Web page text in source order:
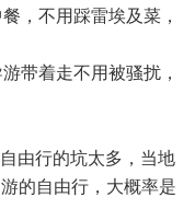
，不用踩雷埃及菜，
带着走不用被骚扰，
由行的坑太多，当地
的自由行，大概率是